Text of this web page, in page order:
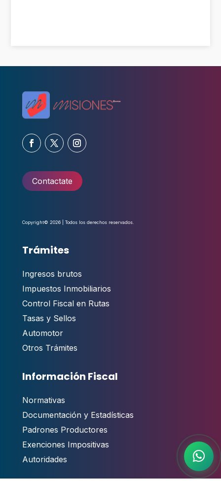
Contactate
Copyright© 2026 | Todos los derechos reservados.
Trámites
Ingresos brutos
Impuestos Inmobiliarios
Control Fiscal en Rutas
Tasas y Sellos
Automotor
Otros Trámites
Información Fiscal
Normativas
Documentación y Estadísticas
Padrones Productores
Exenciones Impositivas
Autoridades